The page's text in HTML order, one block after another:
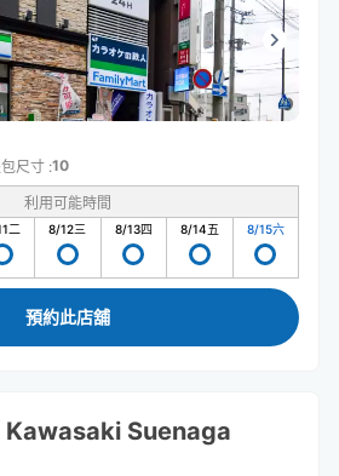
尺寸 :10
利用可能時間
二 8/12三 8/13四 8/14五 8/15六
預約此店舖
Suenaga